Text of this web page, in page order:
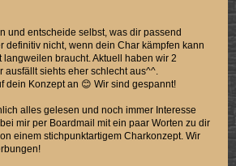
und entscheide selbst, was dir passend
definitiv nicht, wenn dein Char kämpfen kann
langweilen braucht. Aktuell haben wir 2
ausfällt siehts eher schlecht aus^^.
dein Konzept an 😊 Wir sind gespannt!
alles gelesen und noch immer Interesse
mir per Boardmail mit ein paar Worten zu dir
einem stichpunktartigem Charkonzept. Wir